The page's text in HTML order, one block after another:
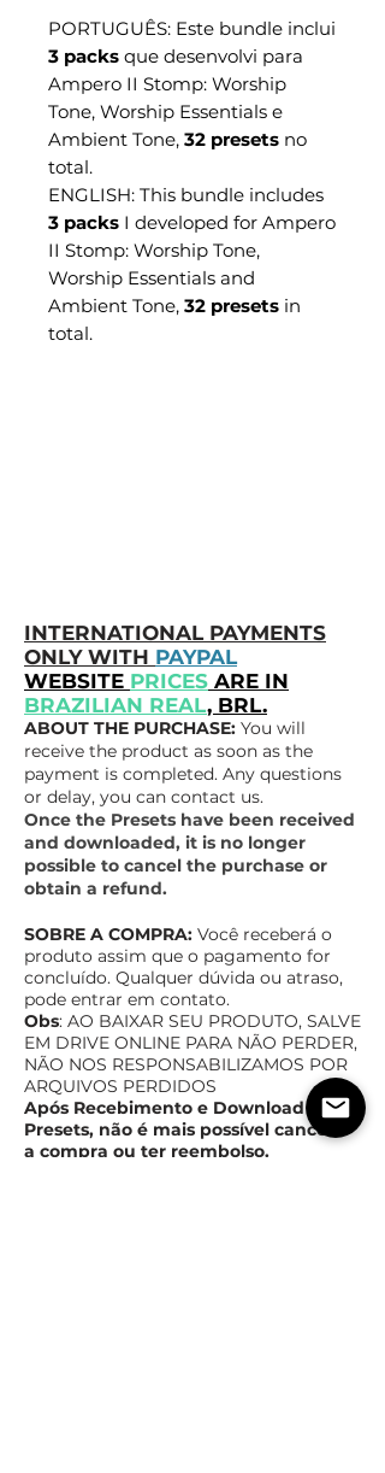
PORTUGUÊS: Este bundle inclui
3 packs que desenvolvi para
Ampero II Stomp: Worship
Tone, Worship Essentials e
Ambient Tone, 32 presets no
total.
ENGLISH: This bundle includes
3 packs I developed for Ampero
II Stomp: Worship Tone,
Worship Essentials and
Ambient Tone, 32 presets in
total.
INTERNATIONAL PAYMENTS
ONLY WITH PAYPAL
WEBSITE PRICES ARE IN
BRAZILIAN REAL, BRL.
ABOUT THE PURCHASE: You will
receive the product as soon as the
payment is completed. Any questions
or delay, you can contact us.
Once the Presets have been received
and downloaded, it is no longer
possible to cancel the purchase or
obtain a refund.
SOBRE A COMPRA: Você receberá o
produto assim que o pagamento for
concluído. Qualquer dúvida ou atraso,
pode entrar em contato.
Obs: AO BAIXAR SEU PRODUTO, SALVE
EM DRIVE ONLINE PARA NÃO PERDER,
NÃO NOS RESPONSABILIZAMOS POR
ARQUIVOS PERDIDOS
Após Recebimento e Download dos
Presets, não é mais possível cancelar
a compra ou ter reembolso.